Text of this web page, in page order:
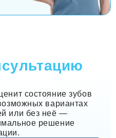
состояние зубов
вариантах
или без неё —
решение